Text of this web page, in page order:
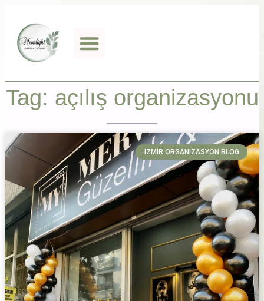
Tag: açılış organizasyonu
İZMIR ORGANIZASYON BLOG